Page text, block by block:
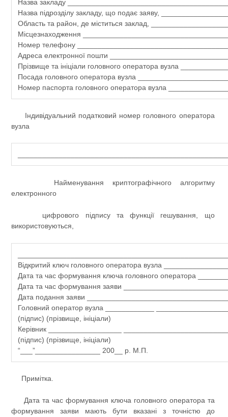
Назва закладу
Назва підрозділу закладу, що подає заяву,
Область та район, де міститься заклад,
Місцезнаходження
Номер телефону
Адреса електронної пошти
Прізвище та ініціали головного оператора вузла
Посада головного оператора вузла
Номер паспорта головного оператора вузла
Індивідуальний податковий номер головного оператора
вузла
Найменування криптографічного алгоритму
електронного
цифрового підпису та функції гешування, що
використовуються,
Відкритий ключ головного оператора вузла
Дата та час формування ключа головного оператора
Дата та час формування заяви
Дата подання заяви
Головний оператор вузла ____________
(підпис) (прізвище, ініціали)
Керівник __________________
(підпис) (прізвище, ініціали)
“___”________________ 200__ р. М.П.
Примітка.
Дата та час формування ключа головного оператора та
формування заяви мають бути вказані з точністю до